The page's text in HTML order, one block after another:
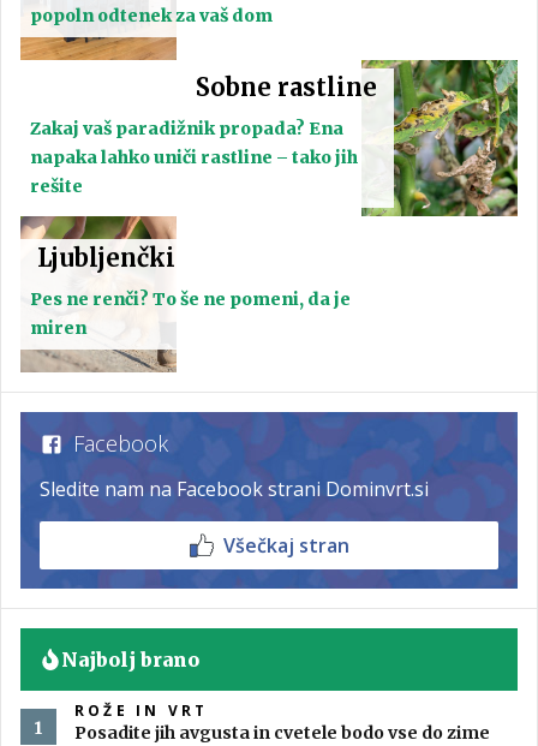
popoln odtenek za vaš dom
Sobne rastline
Zakaj vaš paradižnik propada? Ena
napaka lahko uniči rastline – tako jih
rešite
Ljubljenčki
Pes ne renči? To še ne pomeni, da je
miren
Facebook
Sledite nam na Facebook strani Dominvrt.si
Všečkaj stran
Najbolj brano
ROŽE IN VRT
Posadite jih avgusta in cvetele bodo vse do zime